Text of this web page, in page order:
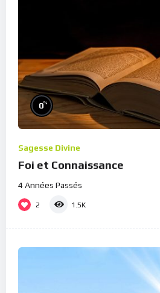
0%
Sagesse Divine
Foi et Connaissance
4 Années Passés
2 1.5K